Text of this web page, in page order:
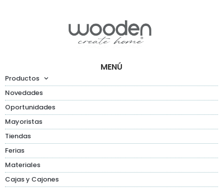
MENÚ
Productos
Novedades
Oportunidades
Mayoristas
Tiendas
Ferias
Materiales
Cajas y Cajones